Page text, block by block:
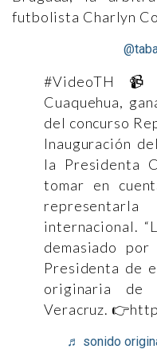
futbolista Charlyn
Cuaquehua,
del concurso
Inauguración
la Presidenta
tomar en
internacional.
demasiado
Presidenta de
originaria de
Veracruz.
♬ sonido